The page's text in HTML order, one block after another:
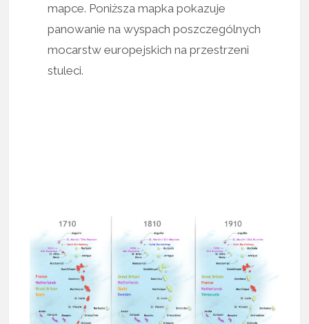
mapce. Poniższa mapka pokazuje
panowanie na wyspach poszczególnych
mocarstw europejskich na przestrzeni
stuleci.